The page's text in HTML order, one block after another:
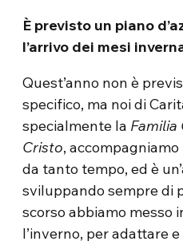
È previsto un piano
l’arrivo dei mesi
Quest’anno non è
specifico, ma noi di
specialmente la Familia
Cristo,
da tanto tempo, ed è
sviluppando sempre di
scorso abbiamo messo
l’inverno, per adattare